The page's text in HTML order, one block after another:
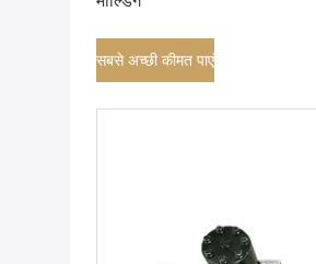
सबसे अच्छी कीमत पाएं